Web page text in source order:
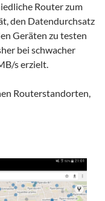
Router zum
den Datendurchsatz
Geräten zu testen
bei schwacher
s erzielt.
Routerstandorten,